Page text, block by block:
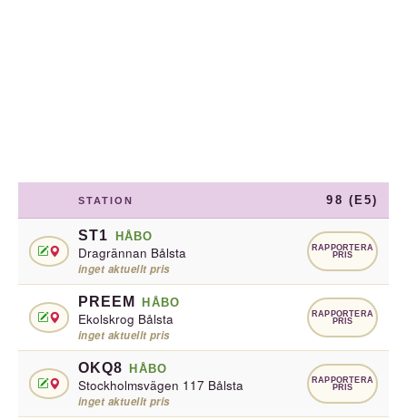
STATION 98 (E5)
ST1 HÅBO
Dragrännan Bålsta
inget aktuellt pris
RAPPORTERA
PRIS
PREEM HÅBO
Ekolskrog Bålsta
inget aktuellt pris
RAPPORTERA
PRIS
OKQ8 HÅBO
Stockholmsvägen 117 Bålsta
inget aktuellt pris
RAPPORTERA
PRIS